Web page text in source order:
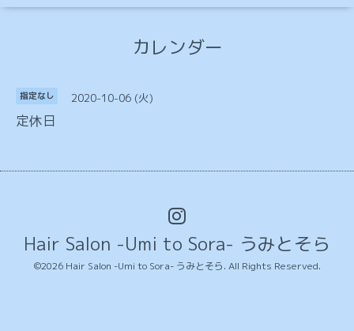
カレンダー
指定なし 2020-10-06 (火)
定休日
Hair Salon -Umi to Sora- うみとそら
©2026 Hair Salon -Umi to Sora- うみとそら. All Rights Reserved.